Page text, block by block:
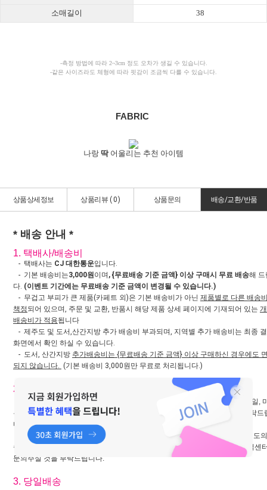
소매길이 38
-측정 방법에 따라 2~3cm 정도 오차가 생길 수 있습니다.
-같은 사이즈라도 체형에 따라 핏감이 조금씩 다를 수 있습니다.
FABRIC
나랑 딱어울리는 추천 아이템
상품상세정보 상품리뷰 (0) 상품문의 배송/교환/반품
* 배송 안내 *
1. 택배사/배송비
- 택배사는 CJ 대한통운입니다.
- 기본 배송비는3,000원이며, {무료배송 기준 금액} 이상 구매시 무료 배송해 드
다. (이벤트 기간에는 무료배송 기준 금액이 변경될 수 있습니다.)
- 무겁고 부피가 큰 제품(카페트 외)은 기본 배송비가 아닌 제품별로 다른 배송
책정되어 있으며, 주문 및 교환, 반품시 해당 제품 상세 페이지에 기재되어 있는
배송비가 적용됩니다
- 제주도 및 도서,산간지방 추가 배송비 부과되며, 지역별 추가 배송비는 최종
화면에서 확인 하실 수 있습니다.
- 도서, 산간지방 추가배송비는 {무료배송 기준 금액} 이상 구매하신 경우에도
되지 않습니다.
(기본 배송비 3,000원만 무료로 처리됩니다.)
2. 배송기간
- 당일배송 상품은 주문 당일 출고되며, 그 외 일반 상품은 재고 보유시 1~2일,
유 상품은 공급업체가 해외에 있는 관계로 7~10일 정도 소요되는 점 양해 부탁드
다.
(주말, 공휴일 제외 / 영업일(평일) 기준)
- 주문량 많은 상품은 기본 배송일보다 지연될 수 있으며, 일부 상품 외에 별도
송지연 안내가 어려운 점 양해 부탁드리며, 배송일정 확인이 필요할 경우 고객센
문의주실 것을 부탁드립니다.
3. 당일배송